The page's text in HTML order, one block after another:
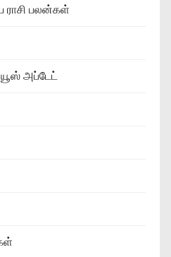
பலன்கள்
அப்டேட்